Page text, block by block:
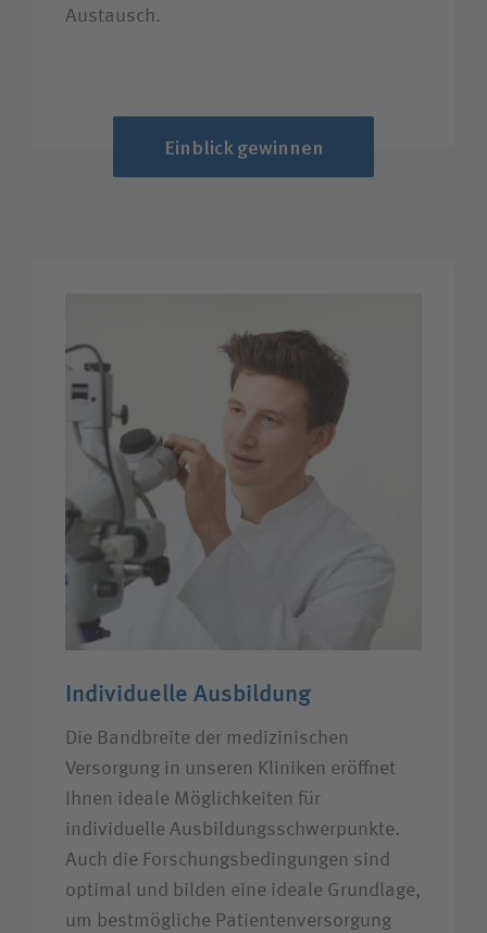
Austausch.
Einblick gewinnen
Individuelle Ausbildung
Die Bandbreite der medizinischen
Versorgung in unseren Kliniken eröffnet
Ihnen ideale Möglichkeiten für
individuelle Ausbildungsschwerpunkte.
Auch die Forschungsbedingungen sind
optimal und bilden eine ideale Grundlage,
um bestmögliche Patientenversorgung